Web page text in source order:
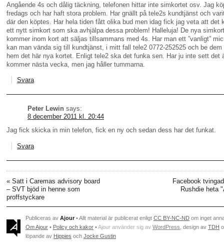
Angående 4s och dålig täckning, telefonen hittar inte simkortet osv. Jag
fredags och har haft stora problem. Har gnällt på tele2s kundtjänst och
där den köptes. Har hela tiden fått olika bud men idag fick jag veta att det
ett nytt simkort som ska avhjälpa dessa problem! Halleluja! De nya
kommer inom kort att säljas tillsammans med 4s. Har man ett ”vanligt”
kan man vända sig till kundtjänst, i mitt fall tele2 0772-252525 och be
hem det här nya kortet. Enligt tele2 ska det funka sen. Har ju inte sett det
kommer nästa vecka, men jag håller tummarna.
Svara
Peter Lewin says:
8 december 2011 kl. 20:44
Jag fick skicka in min telefon, fick en ny och sedan dess har det funkat.
Svara
« Satt i Caremas advisory board
– SVT bjöd in henne som
proffstyckare
Facebook
Rushdie heta
Publiceras av Ajour • Allt material är publicerat enligt CC BY-NC-ND om inget
Om Ajour • Policy och kakor •Ajour använder sig av WordPress , design av TDH
löpande av Hippies och Jocke Gustin